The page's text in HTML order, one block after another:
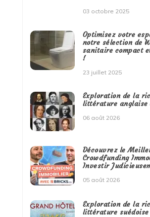
03 octobre 2025
Optimisez votre
notre sélection de
sanitaire compact
!
23 juillet 2025
Exploration de la
littérature anglaise
06 août 2026
Découvrez le
Crowdfunding
Investir
05 août 2026
Exploration de la
littérature suédoise